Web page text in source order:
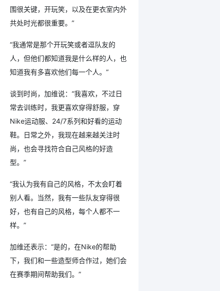
围很关键，开玩笑，以及在更衣室内外
共处时光都很重要。”
“我通常是那个开玩笑或者逗队友的
人，但他们都知道我是什么样的人，也
知道我有多喜欢他们每一个人。”
谈到时尚，加维说：“我喜欢，不过日
常去训练时，我更喜欢穿得舒服，穿
Nike运动服、24/7系列和好看的运动
鞋。日常之外，我现在越来越关注时
尚，也会寻找符合自己风格的好造
型。”
“我认为我有自己的风格，不太会盯着
别人看。当然，我有一些队友穿得很
好，也有自己的风格，每个人都不一
样。”
加维还表示：“是的，在Nike的帮助
下，我们和一些造型师合作过，她们会
在赛季期间帮助我们。”